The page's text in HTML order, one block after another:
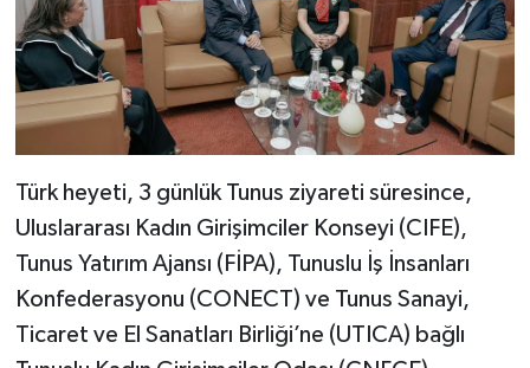
Türk heyeti, 3 günlük Tunus ziyareti süresince,
Uluslararası Kadın Girişimciler Konseyi (CIFE),
Tunus Yatırım Ajansı (FİPA), Tunuslu İş İnsanları
Konfederasyonu (CONECT) ve Tunus Sanayi,
Ticaret ve El Sanatları Birliği’ne (UTICA) bağlı